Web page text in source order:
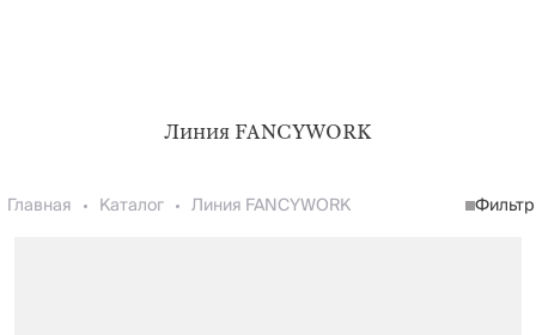
Линия FANCYWORK
Главная Каталог Линия FANCYWORK Фильтр